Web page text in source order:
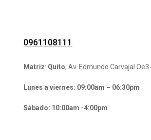
0961108111
Matriz: Quito, Av. Edmundo Carvajal
Lunes a viernes: 09:00am – 06:30pm
Sábado: 10:00am -4:00pm